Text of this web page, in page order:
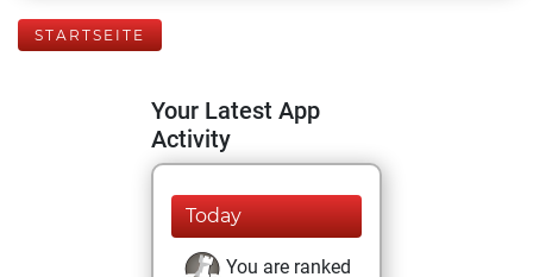
STARTSEITE
Your Latest App
Activity
Today
You are ranked